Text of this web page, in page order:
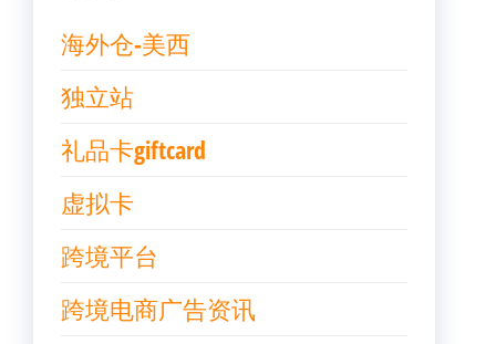
海外仓-美西
独立站
礼品卡giftcard
虚拟卡
跨境平台
跨境电商广告资讯